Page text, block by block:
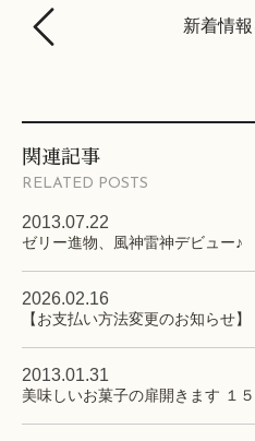
新着情
関連記事
RELATED POSTS
2013.07.22
ゼリー進物、風神雷神デビュー♪
2026.02.16
【お支払い方法変更のお知らせ】
2013.01.31
美味しいお菓子の扉開きます